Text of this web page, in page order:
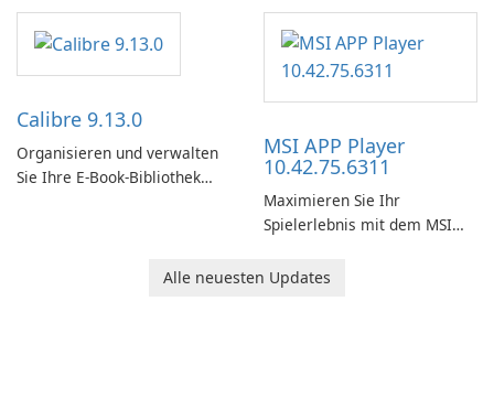
Calibre 9.13.0
Organisieren und verwalten
Sie Ihre E-Book-Bibliothek
MSI APP Player
10.42.75.6311
Maximieren Sie Ihr
Spielerlebnis mit dem MSI
Alle neuesten Updates